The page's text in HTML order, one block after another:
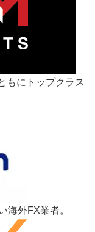
もにトップクラス
海外FX業者。